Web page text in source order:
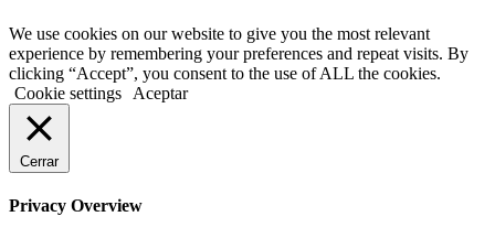
We use cookies on our website to give you the most relevant
experience by remembering your preferences and repeat visits. By
clicking “Accept”, you consent to the use of ALL the cookies.
Cookie settings
Aceptar
Cerrar
Privacy Overview